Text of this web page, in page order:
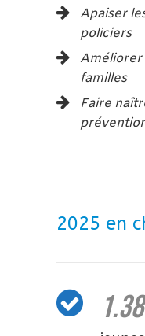
Apaiser
policiers
Améliorer
familles
Faire
2025 en